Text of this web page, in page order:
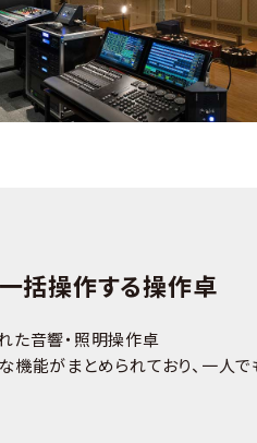
括操作する操作卓
た音響・照明操作卓
機能がまとめられており、一人で